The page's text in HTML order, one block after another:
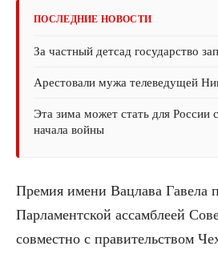
ПОСЛЕДНИЕ НОВОСТИ
За частный детсад государство
Арестовали мужа телеведущей
Эта зима может стать для России
начала войны
Премия имени Вацлава Гавела
Парламентской ассамблеей
совместно с правительством